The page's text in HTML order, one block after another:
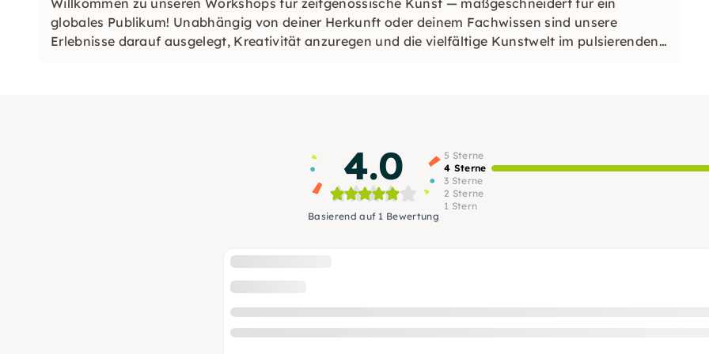
globales Publikum! Unabhängig von deiner Herkunft oder deinem Fachwissen sind unsere
Erlebnisse darauf ausgelegt, Kreativität anzuregen und die vielfältige Kunstwelt im pulsierenden
4.0
Basierend auf 1 Bewertung
5 Sterne
4 Sterne
3 Sterne
2 Sterne
1 Stern